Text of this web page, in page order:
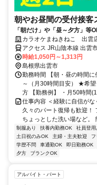
朝やお昼間の受付接客
「朝だけ」や「昼～夕方」等
スOK＞食事補助＆社割＆昇給
カラオケまねきねこ 出雲
アクセス JR山陰本線 出雲
雲市駅より車4分
時給1,050円～1,313円
島根県出雲市
勤務時間 【朝・昼の時間
～（月30時間目安） ★希
方 【勤務例】 ・月50時間
仕事内容 ＜経験に自信が
久々のパート復帰も歓迎！
ちょっとした洗い場など。
制服あり 扶養内勤務OK 社員登用
土日祝のみOK
主婦・主夫歓迎
学歴不問
車通勤OK 即日勤務OK
夕方
ブランクOK
アルバイト・パート